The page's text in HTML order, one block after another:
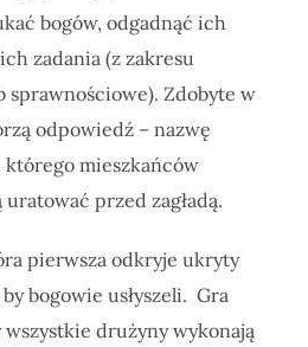
bogów, odgadnąć ich
zadania (z zakresu
sprawnościowe). Zdobyte w
odpowiedź – nazwę
którego mieszkańców
przed zagładą.
pierwsza odkryje ukryty
bogowie usłyszeli. Gra
drużyny wykonają